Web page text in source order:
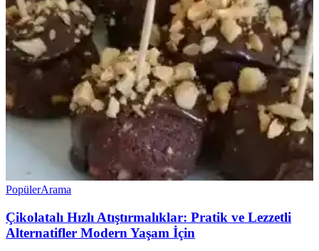
PopülerArama
Çikolatalı Hızlı Atıştırmalıklar: Pratik ve Lezzetli
Alternatifler Modern Yaşam İçin